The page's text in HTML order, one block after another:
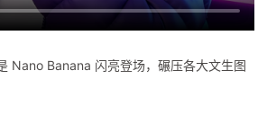
Nano Banana 闪亮登场，碾压各大文生图